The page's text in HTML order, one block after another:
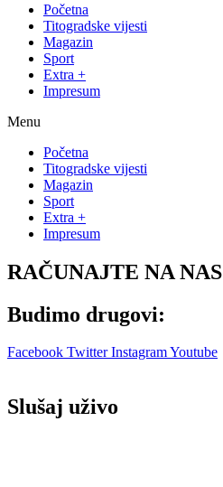
Početna
Titogradske vijesti
Magazin
Sport
Extra +
Impresum
Menu
Početna
Titogradske vijesti
Magazin
Sport
Extra +
Impresum
RAČUNAJTE NA NAS
Budimo drugovi:
Facebook Twitter InstagramYoutube
Slušaj uživo